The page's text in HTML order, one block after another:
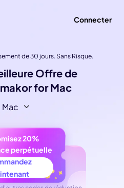
Connecter
de 30 jours. Sans Risque.
Offre de
for Mac
Mac
20%
perpétuelle